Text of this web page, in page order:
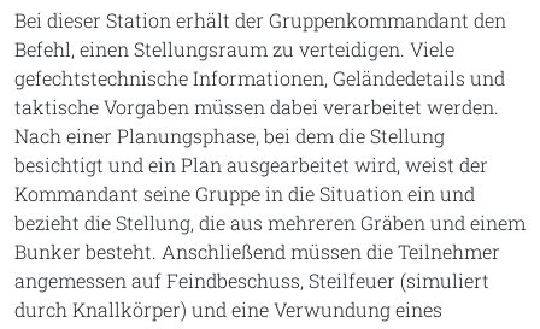
Bei dieser Station erhält der Gruppenkommandant den
Befehl, einen Stellungsraum zu verteidigen. Viele
gefechtstechnische Informationen, Geländedetails und
taktische Vorgaben müssen dabei verarbeitet werden.
Nach einer Planungsphase, bei dem die Stellung
besichtigt und ein Plan ausgearbeitet wird, weist der
Kommandant seine Gruppe in die Situation ein und
bezieht die Stellung, die aus mehreren Gräben und einem
Bunker besteht. Anschließend müssen die Teilnehmer
angemessen auf Feindbeschuss, Steilfeuer (simuliert
durch Knallkörper) und eine Verwundung eines